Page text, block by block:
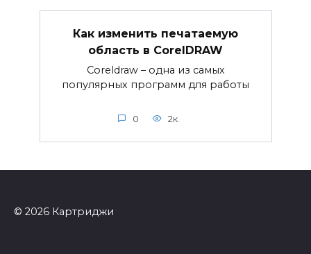
Как изменить печатаемую
область в CorelDRAW
Coreldraw – одна из самых
популярных программ для работы
0 2к.
© 2026 Картриджи